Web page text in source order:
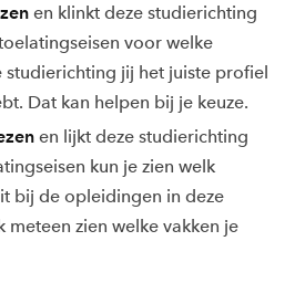
en klinkt deze studierichting
voor welke
jij het juiste profiel
Dat kan helpen bij je keuze.
en lijkt deze studierichting
kun je zien welk
bij de opleidingen in deze
meteen zien welke vakken je